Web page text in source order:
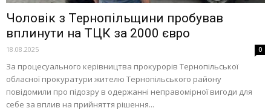
Чоловік з Тернопільщини пробував
вплинути на ТЦК за 2000 євро
18.08.2025 0
За процесуального керівництва прокурорів Тернопільської
обласної прокуратури жителю Тернопільського району
повідомили про підозру в одержанні неправомірної вигоди для
себе за вплив на прийняття рішення...